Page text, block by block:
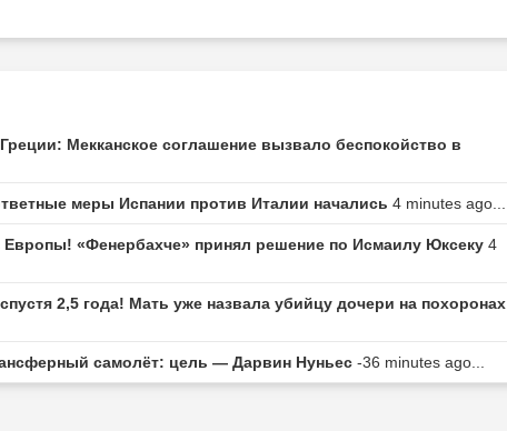
Мекканское соглашение вызвало беспокойство в
меры Испании против Италии начались 4 minutes ago...
Европы! «Фенербахче» принял решение по Исмаилу Юксеку 4
2,5 года! Мать уже назвала убийцу дочери на похоронах
самолёт: цель — Дарвин Нуньес -36 minutes ago...